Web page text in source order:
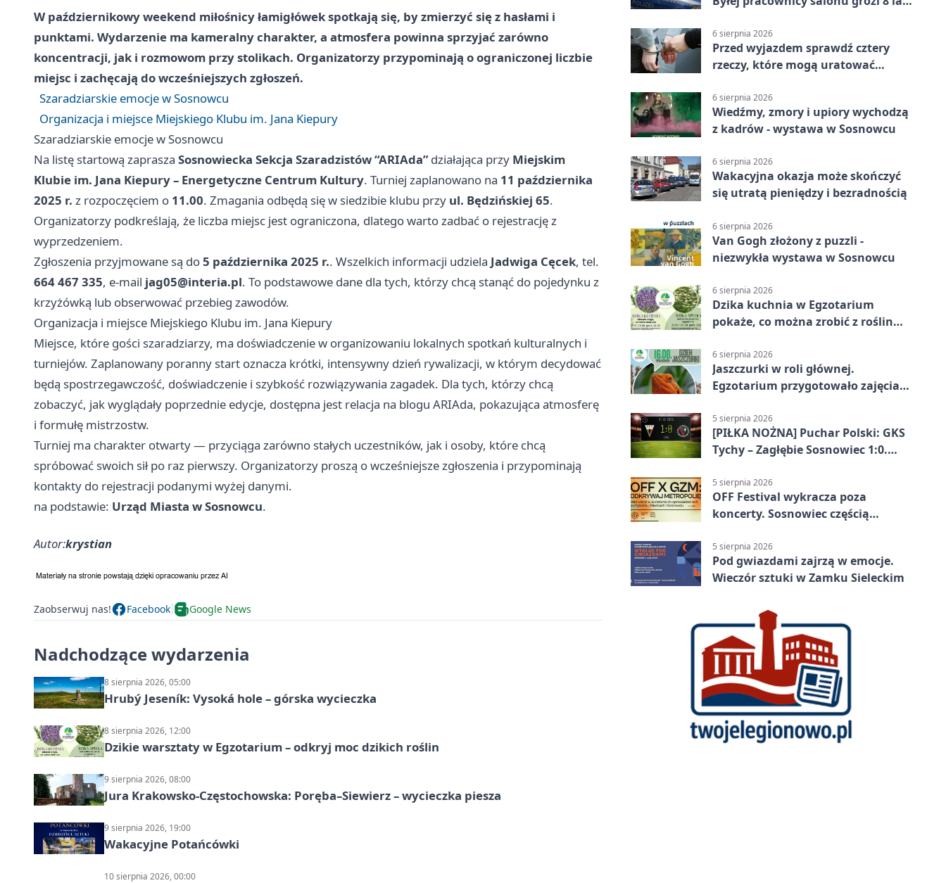
W październikowy weekend miłośnicy łamigłówek spotkają się, by zmierzyć się z hasłami i
punktami. Wydarzenie ma kameralny charakter, a atmosfera powinna sprzyjać zarówno
koncentracji, jak i rozmowom przy stolikach. Organizatorzy przypominają o ograniczonej liczbie
miejsc i zachęcają do wcześniejszych zgłoszeń.
Szaradziarskie emocje w Sosnowcu
Organizacja i miejsce Miejskiego Klubu im. Jana Kiepury
Szaradziarskie emocje w Sosnowcu
Na listę startową zaprasza Sosnowiecka Sekcja Szaradzistów “ARIAda”działająca przy Miejskim
Klubie im. Jana Kiepury – Energetyczne Centrum Kultury. Turniej zaplanowano na 11 października
2025 r. z rozpoczęciem o 11.00. Zmagania odbędą się w siedzibie klubu przy ul. Będzińskiej 65.
Organizatorzy podkreślają, że liczba miejsc jest ograniczona, dlatego warto zadbać o rejestrację z
wyprzedzeniem.
Zgłoszenia przyjmowane są do5 października 2025 r.. Wszelkich informacji udziela Jadwiga Cęcek, tel.
664 467 335, e-mail jag05@interia.pl. To podstawowe dane dla tych, którzy chcą stanąć do pojedynku z
krzyżówką lub obserwować przebieg zawodów.
Organizacja i miejsce Miejskiego Klubu im. Jana Kiepury
Miejsce, które gości szaradziarzy, ma doświadczenie w organizowaniu lokalnych spotkań kulturalnych i
turniejów. Zaplanowany poranny start oznacza krótki, intensywny dzień rywalizacji, w którym decydować
będą spostrzegawczość, doświadczenie i szybkość rozwiązywania zagadek. Dla tych, którzy chcą
zobaczyć, jak wyglądały poprzednie edycje, dostępna jest relacja na blogu ARIAda, pokazująca atmosferę
i formułę mistrzostw.
Turniej ma charakter otwarty — przyciąga zarówno stałych uczestników, jak i osoby, które chcą
spróbować swoich sił po raz pierwszy. Organizatorzy proszą o wcześniejsze zgłoszenia i przypominają
kontakty do rejestracji podanymi wyżej danymi.
na podstawie: Urząd Miasta w Sosnowcu.
Autor:krystian
Zaobserwuj nas! Facebook Google News
Nadchodzące wydarzenia
8 sierpnia 2026, 05:00
Hrubý Jeseník: Vysoká hole – górska wycieczka
8 sierpnia 2026, 12:00
Dzikie warsztaty w Egzotarium – odkryj moc dzikich roślin
9 sierpnia 2026, 08:00
Jura Krakowsko-Częstochowska: Poręba–Siewierz – wycieczka piesza
9 sierpnia 2026, 19:00
Wakacyjne Potańcówki
10 sierpnia 2026, 00:00
6 sierpnia 2026
Przed wyjazdem sprawdź cztery
rzeczy, które mogą uratować
6 sierpnia 2026
Wiedźmy, zmory i upiory wychodzą
z kadrów - wystawa w Sosnowcu
6 sierpnia 2026
Wakacyjna okazja może skończyć
się utratą pieniędzy i bezradnością
6 sierpnia 2026
Van Gogh złożony z puzzli -
niezwykła wystawa w Sosnowcu
6 sierpnia 2026
Dzika kuchnia w Egzotarium
pokaże, co można zrobić z roślin
6 sierpnia 2026
Jaszczurki w roli głównej.
Egzotarium przygotowało zajęcia
5 sierpnia 2026
[PIŁKA NOŻNA] Puchar Polski: GKS
Tychy – Zagłębie Sosnowiec 1:0.
przed przerwą
5 sierpnia 2026
OFF Festival wykracza poza
koncerty. Sosnowiec częścią
5 sierpnia 2026
Pod gwiazdami zajrzą w emocje.
Wieczór sztuki w Zamku Sieleckim